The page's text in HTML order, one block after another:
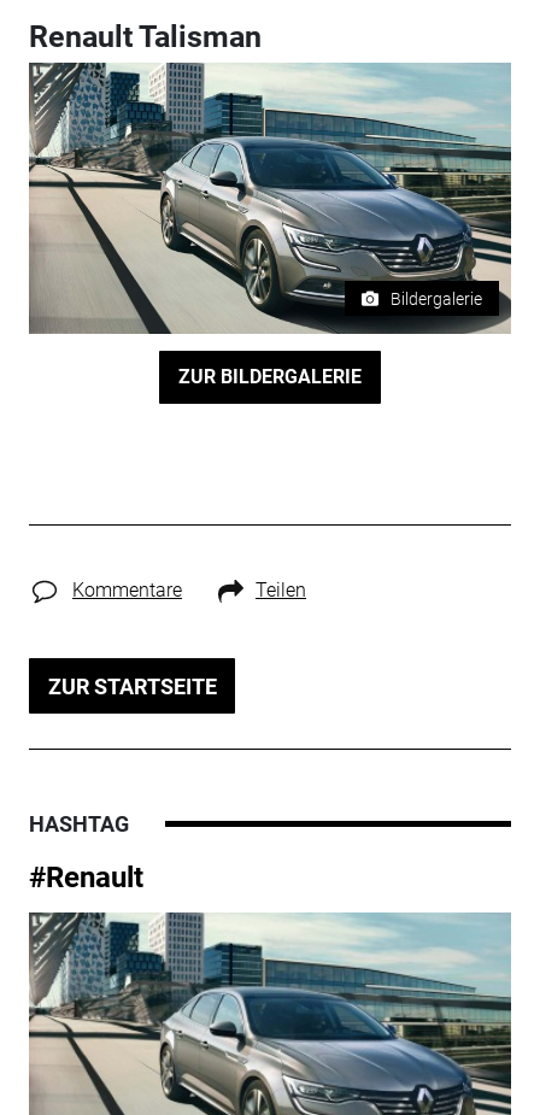
Renault Talisman
Bildergalerie
ZUR BILDERGALERIE
Kommentare Teilen
ZUR STARTSEITE
HASHTAG
#Renault